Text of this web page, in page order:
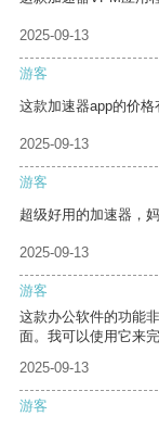
2025-09-13
游客
这款加速器app的价格
2025-09-13
游客
超级好用的加速器，
2025-09-13
游客
这款办公软件的功能
面。我可以使用它来
2025-09-13
游客